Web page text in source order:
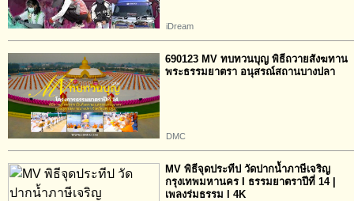
iDream
690123 MV ทบทวนบุญ พิธีถวายสังฆทาน
พระธรรมยาตรา อนุสรณ์สถานบางปลา
DMC
MV พิธีจุดประทีป วัดปากน้ำภาษีเจริญ
กรุงเทพมหานคร I ธรรมยาตราปีที่ 14 |
เพลงร่มธรรม l 4K